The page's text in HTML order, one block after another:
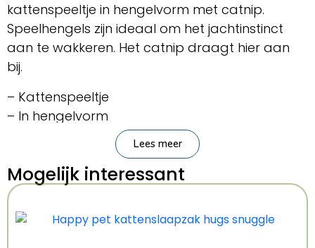
kattenspeeltje in hengelvorm met catnip.
Speelhengels zijn ideaal om het jachtinstinct
aan te wakkeren. Het catnip draagt hier aan
bij.
– Kattenspeeltje
– In hengelvorm
Afmeting: 40 cm
Inhoud: 4 stuks
Kenmerken: 40 cm 4 Stuks
Kleur: Meerkleurig
Lees meer
Mogelijk interessant